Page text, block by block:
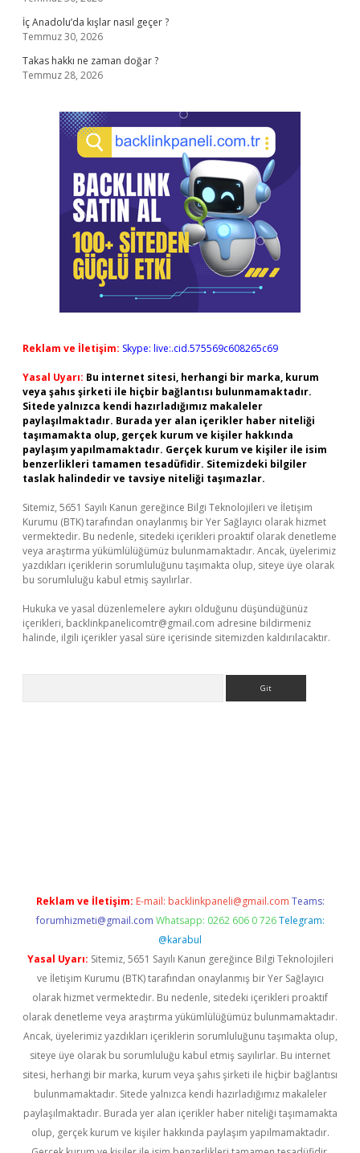
İç Anadolu’da kışlar nasıl geçer ?
Temmuz 30, 2026
Takas hakkı ne zaman doğar ?
Temmuz 28, 2026
Reklam ve İletişim: Skype: live:.cid.575569c608265c69
Yasal Uyarı: Bu internet sitesi, herhangi bir marka, kurum
veya şahıs şirketi ile hiçbir bağlantısı bulunmamaktadır.
Sitede yalnızca kendi hazırladığımız makaleler
paylaşılmaktadır. Burada yer alan içerikler haber niteliği
taşımamakta olup, gerçek kurum ve kişiler hakkında
paylaşım yapılmamaktadır. Gerçek kurum ve kişiler ile isim
benzerlikleri tamamen tesadüfidir. Sitemizdeki bilgiler
taslak halindedir ve tavsiye niteliği taşımazlar.
Sitemiz, 5651 Sayılı Kanun gereğince Bilgi Teknolojileri ve İletişim
Kurumu (BTK) tarafından onaylanmış bir Yer Sağlayıcı olarak hizmet
vermektedir. Bu nedenle, sitedeki içerikleri proaktif olarak denetleme
veya araştırma yükümlülüğümüz bulunmamaktadır. Ancak, üyelerimiz
yazdıkları içeriklerin sorumluluğunu taşımakta olup, siteye üye olarak
bu sorumluluğu kabul etmiş sayılırlar.
Hukuka ve yasal düzenlemelere aykırı olduğunu düşündüğünüz
içerikleri, backlinkpanelicomtr@gmail.com adresine bildirmeniz
halinde, ilgili içerikler yasal süre içerisinde sitemizden kaldırılacaktır.
Reklam ve İletişim: E-mail: backlinkpaneli@gmail.com Teams:
forumhizmeti@gmail.com Whatsapp: 0262 606 0 726 Telegram:
@karabul
Yasal Uyarı: Sitemiz, 5651 Sayılı Kanun gereğince Bilgi Teknolojileri
ve İletişim Kurumu (BTK) tarafından onaylanmış bir Yer Sağlayıcı
olarak hizmet vermektedir. Bu nedenle, sitedeki içerikleri proaktif
olarak denetleme veya araştırma yükümlülüğümüz bulunmamaktadır.
Ancak, üyelerimiz yazdıkları içeriklerin sorumluluğunu taşımakta olup,
siteye üye olarak bu sorumluluğu kabul etmiş sayılırlar. Bu internet
sitesi, herhangi bir marka, kurum veya şahıs şirketi ile hiçbir bağlantısı
bulunmamaktadır. Sitede yalnızca kendi hazırladığımız makaleler
paylaşılmaktadır. Burada yer alan içerikler haber niteliği taşımamakta
olup, gerçek kurum ve kişiler hakkında paylaşım yapılmamaktadır.